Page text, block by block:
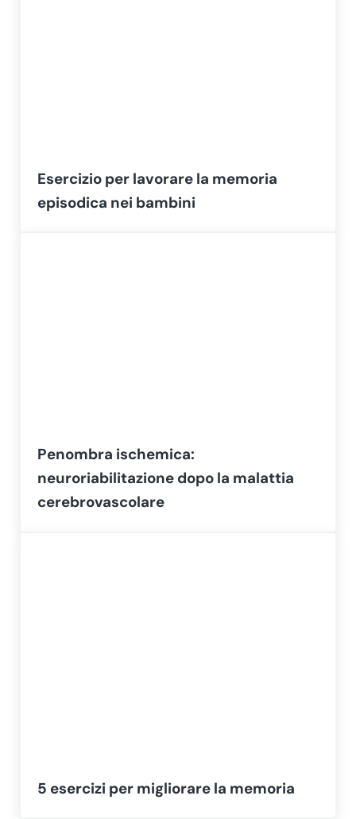
Esercizio per lavorare la memoria
episodica nei bambini
Penombra ischemica:
neuroriabilitazione dopo la malattia
cerebrovascolare
5 esercizi per migliorare la memoria